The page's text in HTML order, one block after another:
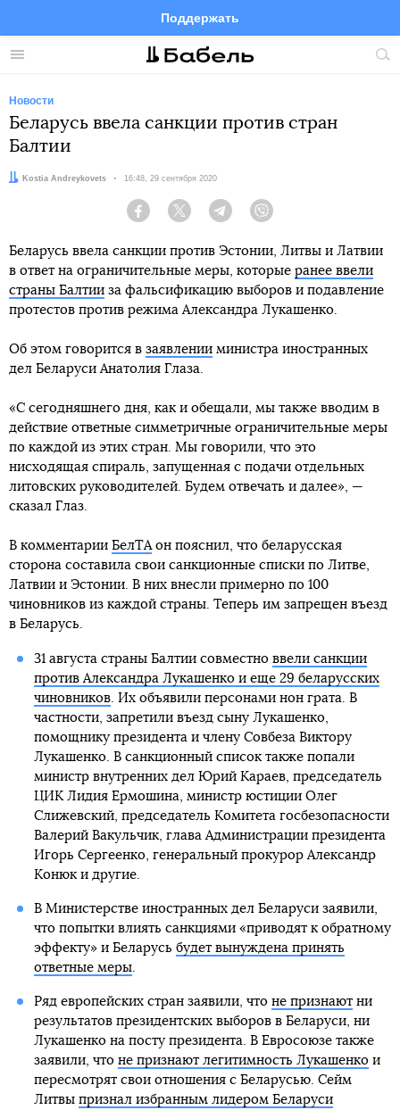
Меню
Поддержать
FacebookTelegramTwitter
Новости
Беларусь ввела санкции против стран
Балтии
Автор:Kostia Andreykovets Дата:
16:48, 29 сентября 2020
Facebook Twitter Telegram
Беларусь ввела санкции против Эстонии, Литвы и Латвии
в ответ на ограничительные меры, которые ранее ввели
страны Балтии за фальсификацию выборов и подавление
протестов против режима Александра Лукашенко.
Об этом говорится в заявлении министра иностранных
дел Беларуси Анатолия Глаза.
«С сегодняшнего дня, как и обещали, мы также вводим в
действие ответные симметричные ограничительные меры
по каждой из этих стран. Мы говорили, что это
нисходящая спираль, запущенная с подачи отдельных
литовских руководителей. Будем отвечать и далее», —
сказал Глаз.
В комментарии БелТАон пояснил, что беларусская
сторона составила свои санкционные списки по Литве,
Латвии и Эстонии. В них внесли примерно по 100
чиновников из каждой страны. Теперь им запрещен въезд
в Беларусь.
31 августа страны Балтии совместно ввели санкции
против Александра Лукашенко и еще 29 беларусских
чиновников. Их объявили персонами нон грата. В
частности, запретили въезд сыну Лукашенко,
помощнику президента и члену Совбеза Виктору
Лукашенко. В санкционный список также попали
министр внутренних дел Юрий Караев, председатель
ЦИК Лидия Ермошина, министр юстиции Олег
Слижевский, председатель Комитета госбезопасности
Валерий Вакульчик, глава Администрации президента
Игорь Сергеенко, генеральный прокурор Александр
Конюк и другие.
В Министерстве иностранных дел Беларуси заявили,
что попытки влиять санкциями «приводят к обратному
эффекту» и Беларусь будет вынуждена принять
ответные меры.
Ряд европейских стран заявили, что не признаютни
результатов президентских выборов в Беларуси, ни
Лукашенко на посту президента. В Евросоюзе также
заявили, что не признают легитимность Лукашенкои
пересмотрят свои отношения с Беларусью. Сейм
Литвы признал избранным лидером Беларуси